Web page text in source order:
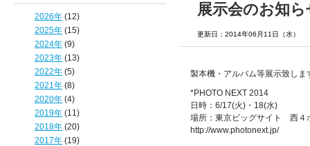
展示会のお知ら
更新日：2014年06月11日（水）
製本機・アルバム等展示致しま
*PHOTO NEXT 2014
日時：6/17(火)・18(水)
場所：東京ビッグサイト 西４
http://www.photonext.jp/
2026年 (12)
2025年 (15)
2024年 (9)
2023年 (13)
2022年 (5)
2021年 (8)
2020年 (4)
2019年 (11)
2018年 (20)
2017年 (19)